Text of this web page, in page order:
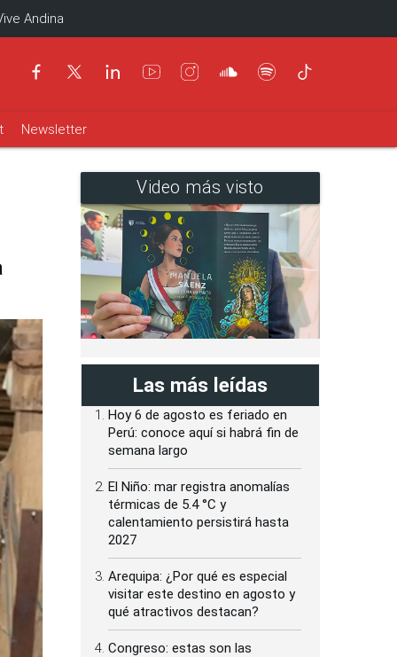
Andina
Newsletter
Video más visto
Las más leídas
Hoy 6 de agosto es feriado en
Perú: conoce aquí si habrá fin de
semana largo
El Niño: mar registra anomalías
térmicas de 5.4 °C y
calentamiento persistirá hasta
2027
Arequipa: ¿Por qué es especial
visitar este destino en agosto y
qué atractivos destacan?
Congreso: estas son las